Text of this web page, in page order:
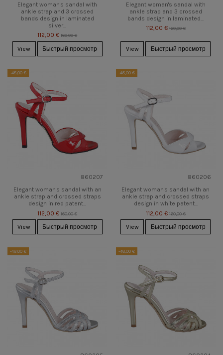
Elegant woman's sandal with
ankle strap and 3 crossed
bands design in laminated
silver...
112,00 € 160,00 €
View Быстрый просмотр
Elegant woman's sandal with
ankle strap and 3 crossed
bands design in laminated...
112,00 € 160,00 €
View Быстрый просмотр
-48,00 €
860207
Elegant woman's sandal with an
ankle strap and crossed straps
design in red patent...
112,00 € 160,00 €
View Быстрый просмотр
-48,00 €
860206
Elegant woman's sandal with an
ankle strap and crossed straps
design in white patent...
112,00 € 160,00 €
View Быстрый просмотр
-48,00 € -48,00 €